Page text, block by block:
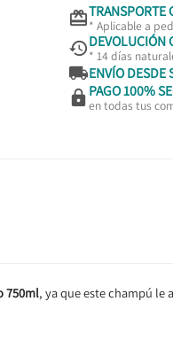
TRANSPORTE
* Aplicable a
DEVOLUCIÓN
* 14 días
ENVÍO DESDE
 PAGO 100%
en todas tus
750ml, ya que este champú